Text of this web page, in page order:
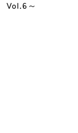
Vol.6～